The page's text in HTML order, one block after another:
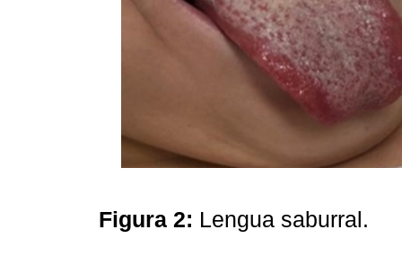
Figura 2: Lengua saburral.